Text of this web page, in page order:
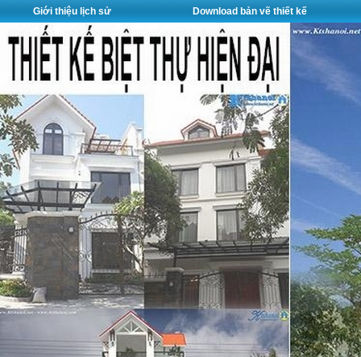
Giới thiệu lịch sử Download bản vẽ thiết kế